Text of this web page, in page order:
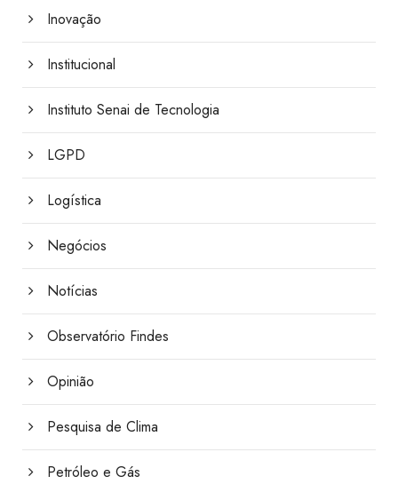
Inovação
Institucional
Instituto Senai de Tecnologia
LGPD
Logística
Negócios
Notícias
Observatório Findes
Opinião
Pesquisa de Clima
Petróleo e Gás